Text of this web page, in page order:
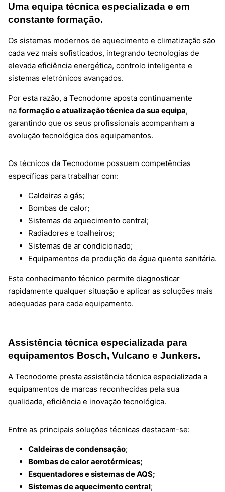
Uma equipa técnica especializada e em
constante formação.
Os sistemas modernos de aquecimento e climatização são
cada vez mais sofisticados, integrando tecnologias de
elevada eficiência energética, controlo inteligente e
sistemas eletrónicos avançados.
Por esta razão, a Tecnodome aposta continuamente
na formação e atualização técnica da sua equipa,
garantindo que os seus profissionais acompanham a
evolução tecnológica dos equipamentos.
Os técnicos da Tecnodome possuem competências
específicas para trabalhar com:
Caldeiras a gás;
Bombas de calor;
Sistemas de aquecimento central;
Radiadores e toalheiros;
Sistemas de ar condicionado;
Equipamentos de produção de água quente sanitária.
Este conhecimento técnico permite diagnosticar
rapidamente qualquer situação e aplicar as soluções mais
adequadas para cada equipamento.
Assistência técnica especializada para
equipamentos Bosch, Vulcano e Junkers.
A Tecnodome presta assistência técnica especializada a
equipamentos de marcas reconhecidas pela sua
qualidade, eficiência e inovação tecnológica.
Entre as principais soluções técnicas destacam-se:
Caldeiras de condensação;
Bombas de calor aerotérmicas;
Esquentadores e sistemas de AQS;
Sistemas de aquecimento central;